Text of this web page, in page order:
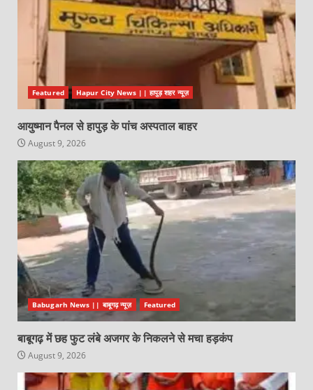
Featured Hapur City News || हापुड़ शहर न्यूज़
आयुष्मान पैनल से हापुड़ के पांच अस्पताल बाहर
August 9, 2026
Babugarh News || बाबूगढ़ न्यूज़ Featured
बाबूगढ़ में छह फुट लंबे अजगर के निकलने से मचा हड़कंप
August 9, 2026